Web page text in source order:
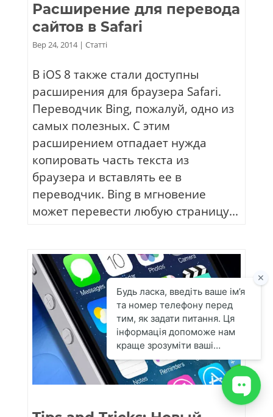
Расширение для перевода
сайтов в Safari
Вер 24, 2014| Статті
В iOS 8 также стали доступны
расширения для браузера Safari.
Переводчик Bing, пожалуй, одно из
самых полезных. С этим
расширением отпадает нужда
копировать часть текста из
браузера и вставлять ее в
переводчик. Bing в мгновение
может перевести любую страницу...